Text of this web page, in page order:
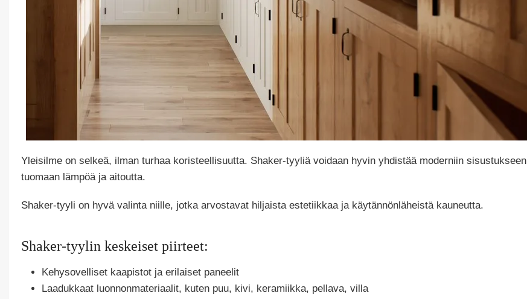
Yleisilme on selkeä, ilman turhaa koristeellisuutta. Shaker-tyyliä voidaan hyvin yhdistää moderniin sisustukseen
tuomaan lämpöä ja aitoutta.
Shaker-tyyli on hyvä valinta niille, jotka arvostavat hiljaista estetiikkaa ja käytännönläheistä kauneutta.
Shaker-tyylin keskeiset piirteet:
Kehysovelliset kaapistot ja erilaiset paneelit
Laadukkaat luonnonmateriaalit, kuten puu, kivi, keramiikka, pellava, villa